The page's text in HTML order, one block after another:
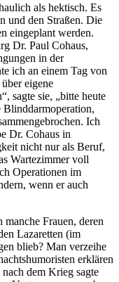
als hektisch. Es
und den Straßen. Die
eingeplant werden.
Dr. Paul Cohaus,
in der
ich an einem Tag von
eigene
sagte sie, „bitte heute
Ich
Dr. Cohaus in
nicht nur als Beruf,
Wartezimmer voll
Operationen im
wenn er auch
Frauen, deren
Lazaretten (im
blieb? Man verzeihe
erklären
nach dem Krieg sagte